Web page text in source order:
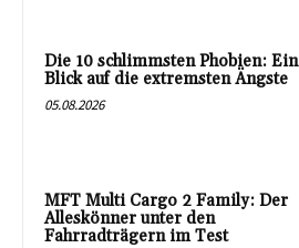
Die 10 schlimmsten Phobien: Ein
Blick auf die extremsten Ängste
05.08.2026
MFT Multi Cargo 2 Family: Der
Alleskönner unter den
Fahrradträgern im Test